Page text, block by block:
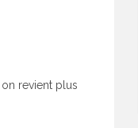
revient plus